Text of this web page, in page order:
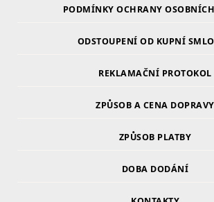
PODMÍNKY OCHRANY
ODSTOUPENÍ OD KUPNÍ
REKLAMAČNÍ PROTOKOL
ZPŮSOB A CENA DOPRAVY
ZPŮSOB PLATBY
DOBA DODÁNÍ